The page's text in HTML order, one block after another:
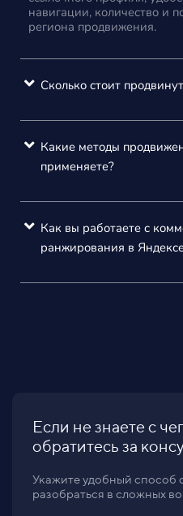
навигации, количество и
региона продвижения.
Сколько стоит
Какие методы
применяете?
Как вы работаете с
ранжирования в
Если не знаете с
обратитесь за
Укажите удобный способ
разобраться в сложных